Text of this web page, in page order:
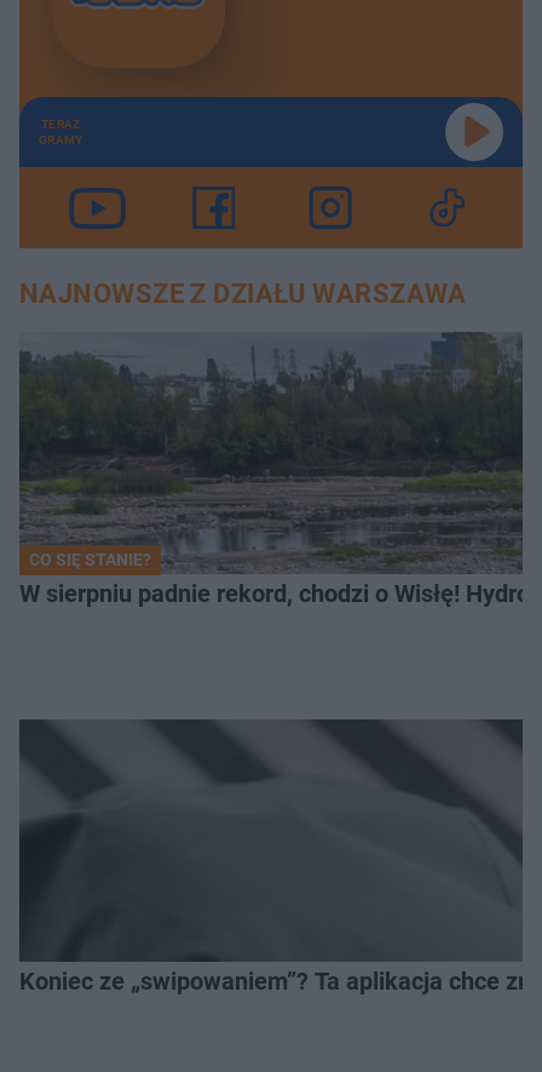
TERAZ
GRAMY
NAJNOWSZE Z DZIAŁU WARSZAWA
CO SIĘ STANIE?
W sierpniu padnie rekord, chodzi o Wisłę!
Koniec ze „swipowaniem”? Ta aplikacja chce